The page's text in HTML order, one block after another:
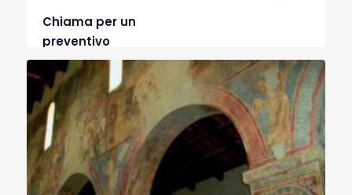
Chiama per un
preventivo